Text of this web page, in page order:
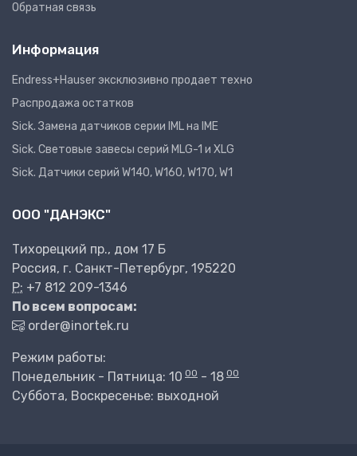
Обратная связь
Информация
Endress+Hauser эксклюзивно продает техно
Распродажа остатков
Sick. Замена датчиков серии IML на IME
Sick. Световые завесы серий MLG-1 и XLG
Sick. Датчики серий W140, W160, W170, W1
ООО "ДАНЭКС"
Тихорецкий пр., дом 17 Б
Россия, г. Санкт-Петербург, 195220
P: +7 812 209-1346
По всем вопросам:
order@inortek.ru
Режим работы:
Понедельник - Пятница: 10 00 - 18 00
Суббота, Воскресенье: выходной